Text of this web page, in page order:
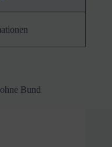
Bund